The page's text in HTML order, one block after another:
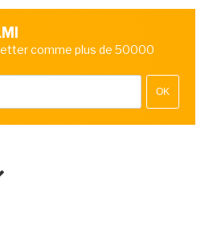
comme plus de 50000
OK